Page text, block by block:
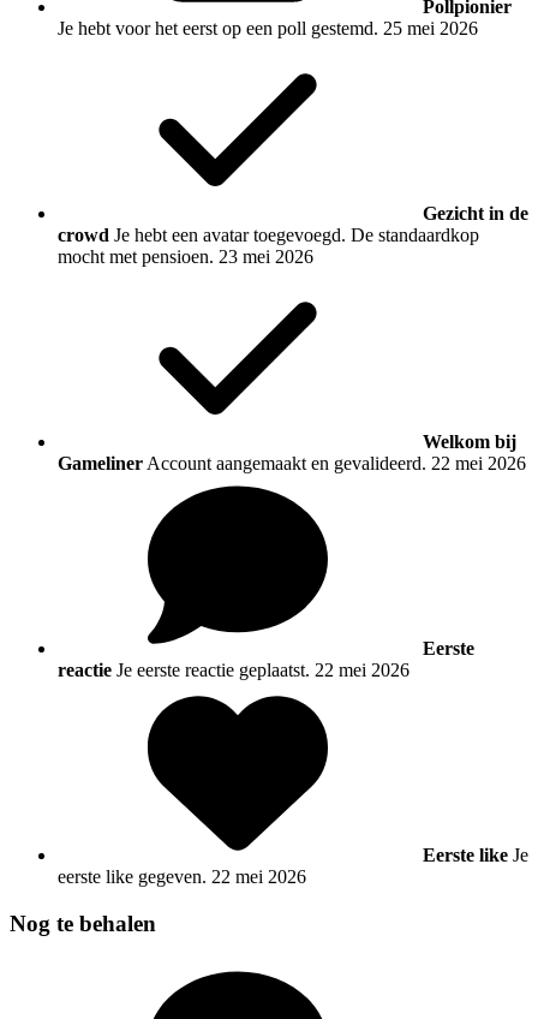
Pollpionier
Je hebt voor het eerst op een poll gestemd. 25 mei 2026
Gezicht in de
crowd Je hebt een avatar toegevoegd. De standaardkop
mocht met pensioen. 23 mei 2026
Welkom bij
Gameliner Account aangemaakt en gevalideerd. 22 mei 2026
Eerste
reactie Je eerste reactie geplaatst. 22 mei 2026
Eerste like Je
eerste like gegeven. 22 mei 2026
Nog te behalen